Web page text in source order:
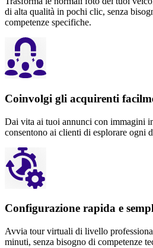
di alta qualità in pochi clic, senza
competenze specifiche.
Coinvolgi gli acquirenti
Dai vita ai tuoi annunci con immagini
consentono ai clienti di esplorare ogni
Configurazione rapida e
Avvia tour virtuali di livello
minuti, senza bisogno di competenze